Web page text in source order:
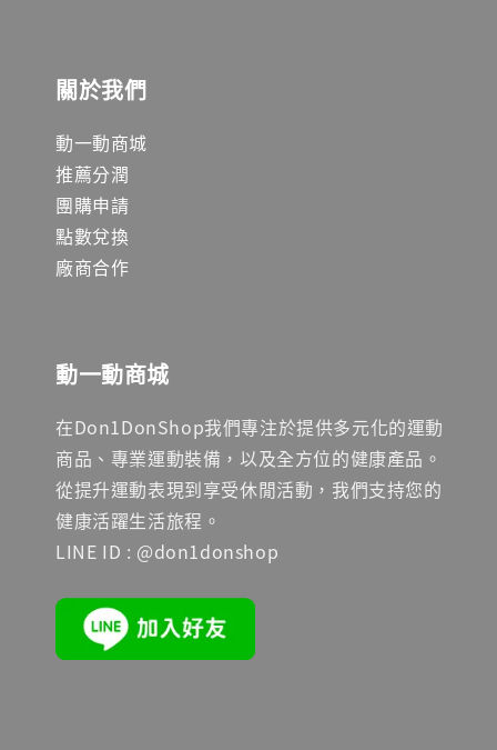
關於我們
動一動商城
推薦分潤
團購申請
點數兌換
廠商合作
動一動商城
在Don1DonShop我們專注於提供多元化的運動
商品、專業運動裝備，以及全方位的健康產品。
從提升運動表現到享受休閒活動，我們支持您的
健康活躍生活旅程。
LINE ID : @don1donshop